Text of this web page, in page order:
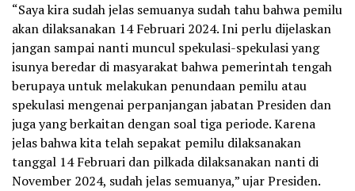
“Saya kira sudah jelas semuanya sudah tahu bahwa pemilu
akan dilaksanakan 14 Februari 2024. Ini perlu dijelaskan
jangan sampai nanti muncul spekulasi-spekulasi yang
isunya beredar di masyarakat bahwa pemerintah tengah
berupaya untuk melakukan penundaan pemilu atau
spekulasi mengenai perpanjangan jabatan Presiden dan
juga yang berkaitan dengan soal tiga periode. Karena
jelas bahwa kita telah sepakat pemilu dilaksanakan
tanggal 14 Februari dan pilkada dilaksanakan nanti di
November 2024, sudah jelas semuanya,” ujar Presiden.